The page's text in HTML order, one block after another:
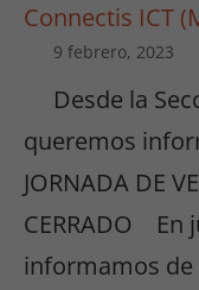
Connectis ICT
9 febrero, 2023
Desde la
queremos
JORNADA DE
CERRADO En
informamos de